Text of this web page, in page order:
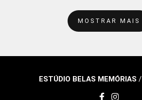
MOSTRAR MAIS
ESTÚDIO BELAS MEMÓRIAS /